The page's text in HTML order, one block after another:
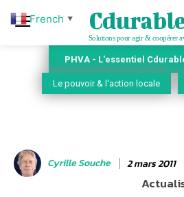
Solutions pour agir & coopérer
PHVA - L'essentiel
Le pouvoir & l'action locale
Cyrille Souche 2 mars 2011
French ▼